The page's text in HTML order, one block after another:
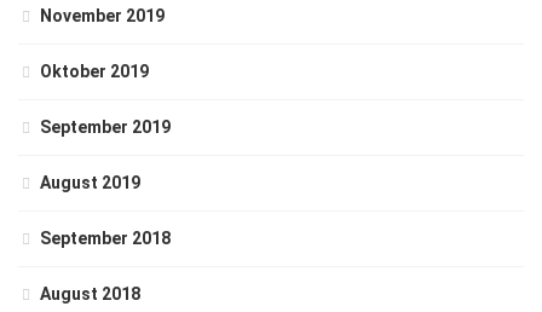
November 2019
Oktober 2019
September 2019
August 2019
September 2018
August 2018